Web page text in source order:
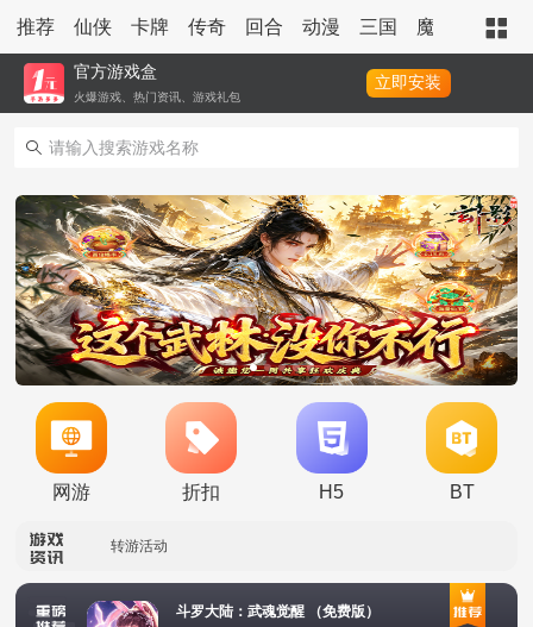
推荐 仙侠 卡牌 传奇 回合 动漫 三国 魔幻 策略
官方游戏盒
火爆游戏、热门资讯、游戏礼包
立即安装
网游 折扣 H5 BT
转游活动
永久累充活动
永久单日累充活动
单日积分兑换福利
转游活动
斗罗大陆：武魂觉醒 （免费版）